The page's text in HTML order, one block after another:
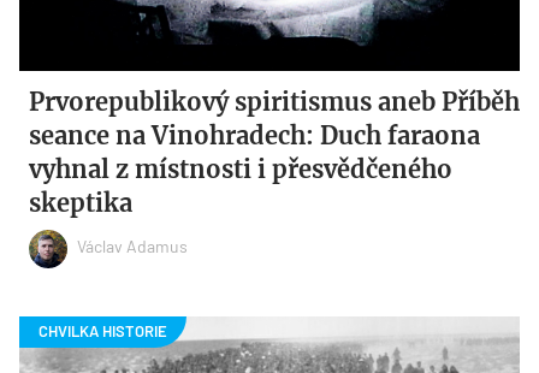
Prvorepublikový spiritismus aneb Příběh
seance na Vinohradech: Duch faraona
vyhnal z místnosti i přesvědčeného
skeptika
Václav Adamus